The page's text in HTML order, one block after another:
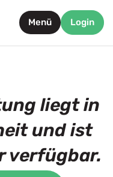
Menü Login
liegt in
und ist
verfügbar.